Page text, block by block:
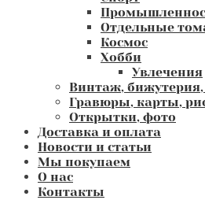
Отдельные
Космос
Хобби
Увлечения
Винтаж,
Гравюры, карты,
Открытки, фото
Доставка и оплата
Новости и статьи
Мы покупаем
О нас
Контакты